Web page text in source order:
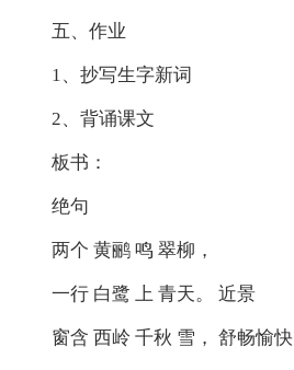
五、作业
1、抄写生字新词
2、背诵课文
板书：
绝句
两个 黄鹂 鸣 翠柳，
一行 白鹭 上 青天。 近景
窗含 西岭 千秋 雪， 舒畅愉快